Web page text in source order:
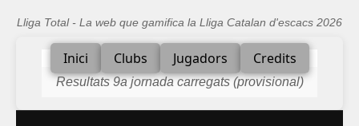
Lliga Total - La web que gamifica la Lliga Catalan d'escacs 2026
Inici Clubs Jugadors Credits
Resultats 9a jornada carregats (provisional)